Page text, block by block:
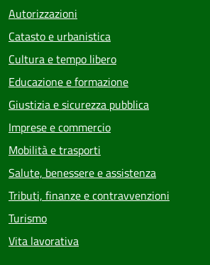
Autorizzazioni
Catasto e urbanistica
Cultura e tempo libero
Educazione e formazione
Giustizia e sicurezza pubblica
Imprese e commercio
Mobilità e trasporti
Salute, benessere e assistenza
Tributi, finanze e contravvenzioni
Turismo
Vita lavorativa